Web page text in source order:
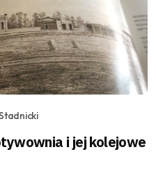
i jej kolejowe